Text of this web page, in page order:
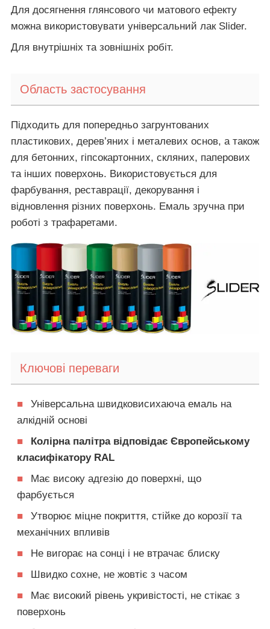
Для досягнення глянсового чи матового ефекту
можна використовувати універсальний лак Slider.
Для внутрішніх та зовнішніх робіт.
Область застосування
Підходить для попередньо загрунтованих
пластикових, дерев’яних і металевих основ, а також
для бетонних, гіпсокартонних, скляних, паперових
та інших поверхонь. Використовується для
фарбування, реставрації, декорування і
відновлення різних поверхонь. Емаль зручна при
роботі з трафаретами.
Ключові переваги
■
Універсальна швидковисихаюча емаль на
алкідній основі
■
Колірна палітра відповідає Європейському
класифікатору RAL
■
Має високу адгезію до поверхні, що
фарбується
■
Утворює міцне покриття, стійке до корозії та
механічних впливів
■
Не вигорає на сонці і не втрачає блиску
■
Швидко сохне, не жовтіє з часом
■
Має високий рівень укривістості, не стікає з
поверхонь